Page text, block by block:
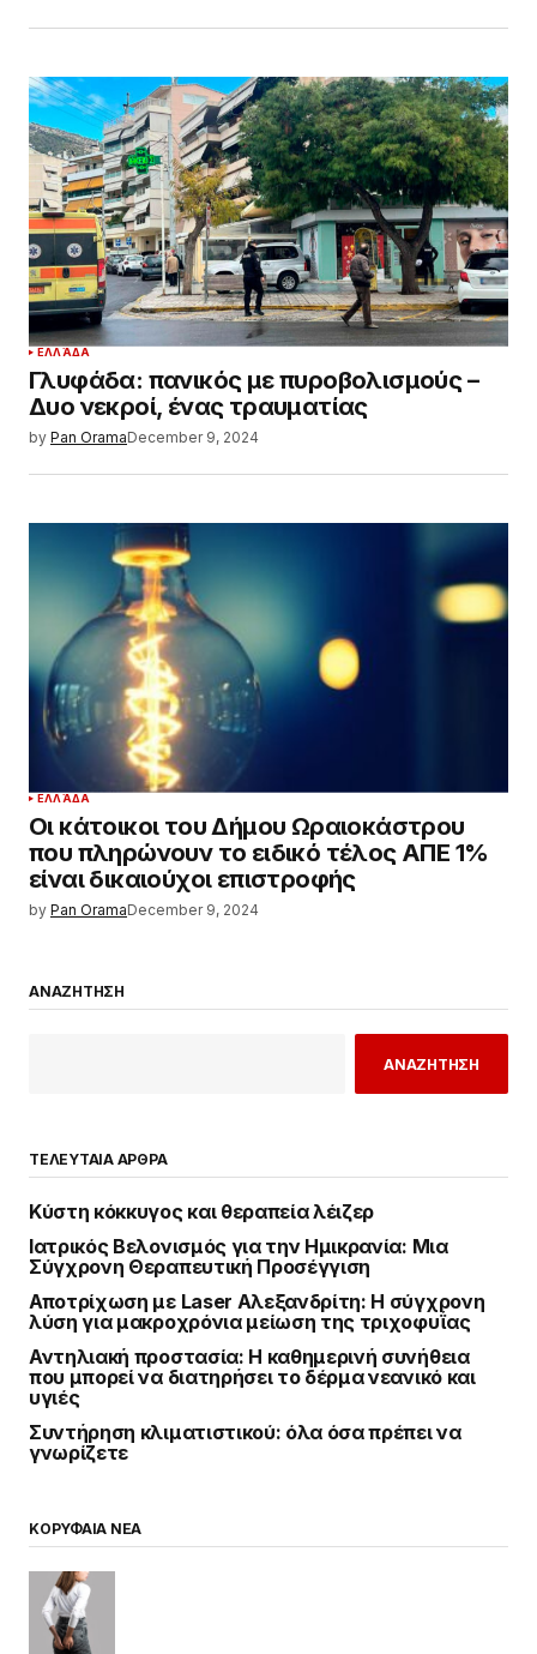
ΕΛΛΆΔΑ
Γλυφάδα: πανικός με πυροβολισμούς –
Δυο νεκροί, ένας τραυματίας
by Pan OramaDecember 9, 2024
ΕΛΛΆΔΑ
Οι κάτοικοι του Δήμου Ωραιοκάστρου
που πληρώνουν το ειδικό τέλος ΑΠΕ 1%
είναι δικαιούχοι επιστροφής
by Pan OramaDecember 9, 2024
ΑΝΑΖΗΤΗΣΗ
ΑΝΑΖΗΤΗΣΗ
ΤΕΛΕΥΤΑΙΑ ΑΡΘΡΑ
Κύστη κόκκυγος και θεραπεία λέιζερ
Ιατρικός Βελονισμός για την Ημικρανία: Μια
Σύγχρονη Θεραπευτική Προσέγγιση
Αποτρίχωση με Laser Αλεξανδρίτη: Η σύγχρονη
λύση για μακροχρόνια μείωση της τριχοφυΐας
Αντηλιακή προστασία: Η καθημερινή συνήθεια
που μπορεί να διατηρήσει το δέρμα νεανικό και
υγιές
Συντήρηση κλιματιστικού: όλα όσα πρέπει να
γνωρίζετε
ΚΟΡΥΦΑΙΑ ΝΕΑ